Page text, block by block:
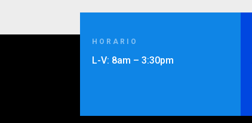
HORARIO
L-V: 8am – 3:30pm